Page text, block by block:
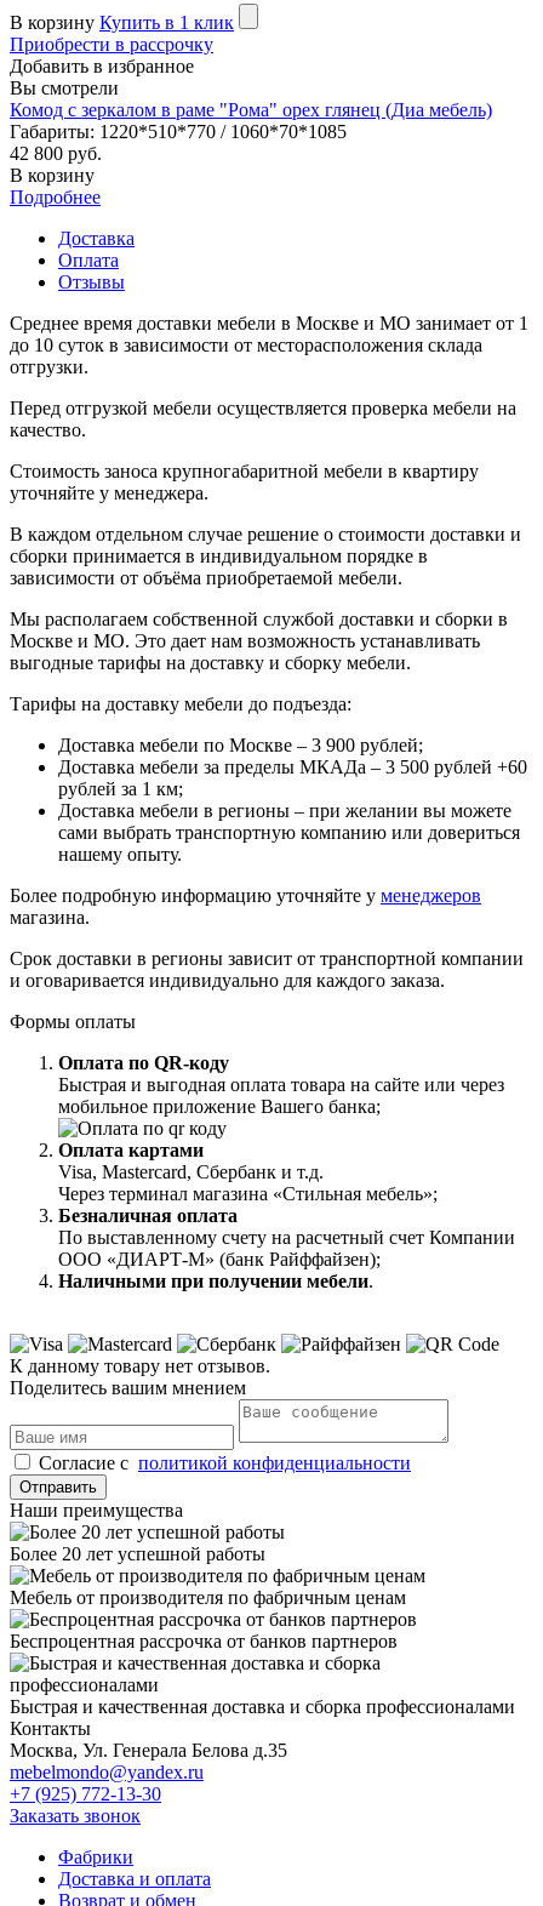
В корзину Купить в 1 клик
Приобрести в рассрочку
Добавить в избранное
Вы смотрели
Комод с зеркалом в раме "Рома" орех глянец (Диа мебель)
Габариты: 1220*510*770 / 1060*70*1085
42 800 руб.
В корзину
Подробнее
Доставка
Оплата
Отзывы
Среднее время доставки мебели в Москве и МО занимает от 1
до 10 суток в зависимости от месторасположения склада
отгрузки.
Перед отгрузкой мебели осуществляется проверка мебели на
качество.
Стоимость заноса крупногабаритной мебели в квартиру
уточняйте у менеджера.
В каждом отдельном случае решение о стоимости доставки и
сборки принимается в индивидуальном порядке в
зависимости от объёма приобретаемой мебели.
Мы располагаем собственной службой доставки и сборки в
Москве и МО. Это дает нам возможность устанавливать
выгодные тарифы на доставку и сборку мебели.
Тарифы на доставку мебели до подъезда:
Доставка мебели по Москве – 3 900 рублей;
Доставка мебели за пределы МКАДа – 3 500 рублей +60
рублей за 1 км;
Доставка мебели в регионы – при желании вы можете
сами выбрать транспортную компанию или довериться
нашему опыту.
Более подробную информацию уточняйте у менеджеров
магазина.
Срок доставки в регионы зависит от транспортной компании
и оговаривается индивидуально для каждого заказа.
Формы оплаты
Оплата по QR-коду
Быстрая и выгодная оплата товара на сайте или через
мобильное приложение Вашего банка;
Оплата картами
Visa, Mastercard, Сбербанк и т.д.
Через терминал магазина «Стильная мебель»;
Безналичная оплата
По выставленному счету на расчетный счет Компании
ООО «ДИАРТ-М» (банк Райффайзен);
Наличными при получении мебели.
К данному товару нет отзывов.
Поделитесь вашим мнением
Cогласие с политикой конфиденциальности
Отправить
Наши преимущества
Более 20 лет успешной работы
Мебель от производителя по фабричным ценам
Беспроцентная рассрочка от банков партнеров
Быстрая и качественная доставка и сборка профессионалами
Контакты
Москва, Ул. Генерала Белова д.35
mebelmondo@yandex.ru
+7 (925) 772-13-30
Заказать звонок
Фабрики
Доставка и оплата
Возврат и обмен